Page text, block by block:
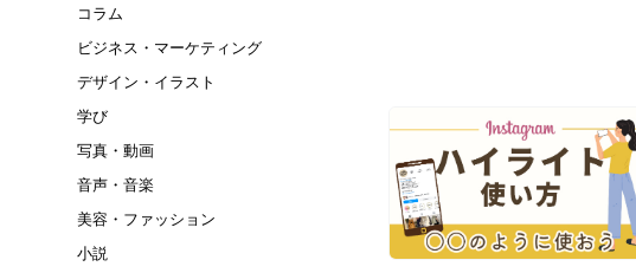
コラム
ビジネス・マーケティング
デザイン・イラスト
学び
写真・動画
音声・音楽
美容・ファッション
小説